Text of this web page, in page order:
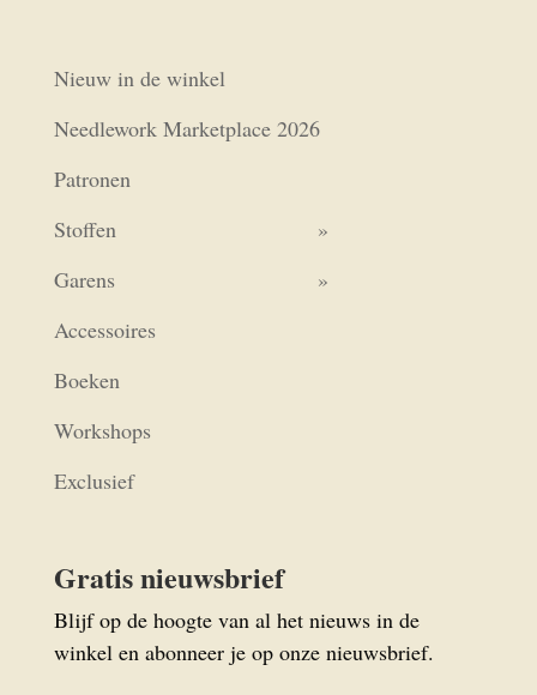
Nieuw in de winkel
Needlework Marketplace 2026
Patronen
Stoffen
Garens
Accessoires
Boeken
Workshops
Exclusief
Gratis nieuwsbrief
Blijf op de hoogte van al het nieuws in de
winkel en abonneer je op onze nieuwsbrief.